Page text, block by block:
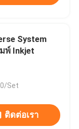
System
พ์ Inkjet
Set
ติดต่อเรา
YouGAO Paging Stacker Feeder Machine สําหรับเครื่องพิมพ์ลายลายลาย